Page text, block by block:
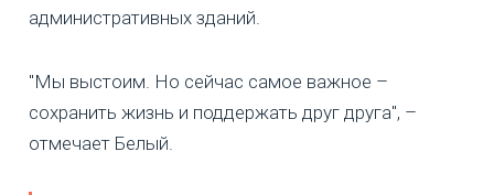
административных зданий.
"Мы выстоим. Но сейчас самое важное –
сохранить жизнь и поддержать друг друга", –
отмечает Белый.